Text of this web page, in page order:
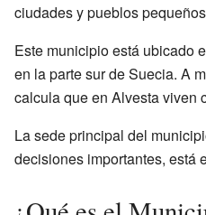
ciudades y pueblos
Este municipio está ubicado
en la parte sur de Suecia. A
calcula que en Alvesta viven
La sede principal del
decisiones importantes, está